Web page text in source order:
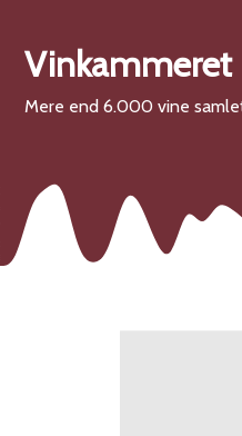
Vinkammeret
Mere end 6.000 vine